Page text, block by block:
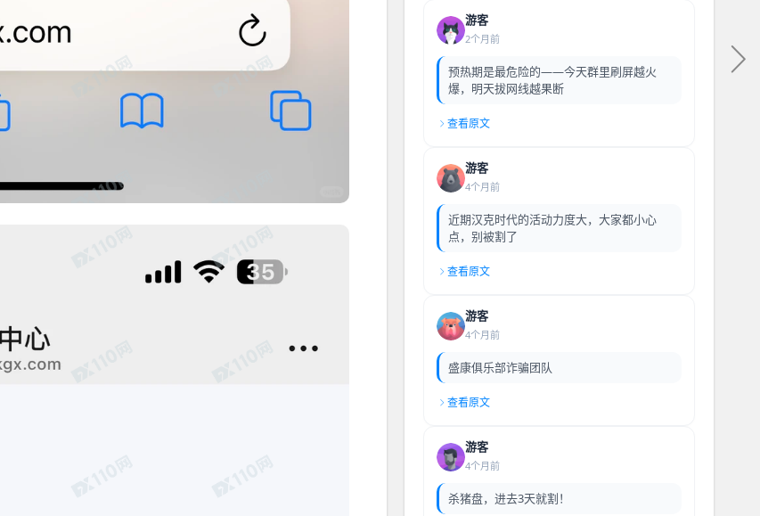
游客
2个月前
预热期是最危险的——今天群里刷屏越火
爆，明天拔网线越果断
查看原文
游客
4个月前
近期汉克时代的活动力度大，大家都小心
点，别被割了
查看原文
游客
4个月前
盛康俱乐部诈骗团队
查看原文
游客
4个月前
杀猪盘，进去3天就割！